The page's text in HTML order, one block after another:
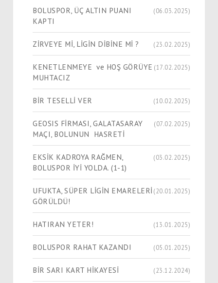
BOLUSPOR, ÜÇ ALTIN PUANI
KAPTI
(06.03.2025)
ZİRVEYE Mİ, LİGİN DİBİNE Mİ ? (23.02.2025)
KENETLENMEYE ve HOŞ GÖRÜYE
MUHTACIZ
(17.02.2025)
BİR TESELLİ VER (10.02.2025)
GEOSIS FİRMASI, GALATASARAY
MAÇI, BOLUNUN HASRETİ
(07.02.2025)
EKSİK KADROYA RAĞMEN,
BOLUSPOR İYİ YOLDA. (1-1)
(03.02.2025)
UFUKTA, SÜPER LİGİN EMARELERİ
GÖRÜLDÜ!
(20.01.2025)
HATIRAN YETER! (13.01.2025)
BOLUSPOR RAHAT KAZANDI (05.01.2025)
BİR SARI KART HİKAYESİ (23.12.2024)